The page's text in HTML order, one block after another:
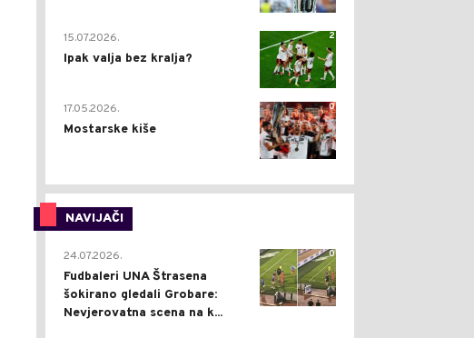
2
15.07.2026.
Ipak valja bez kralja?
0
17.05.2026.
Mostarske kiše
NAVIJAČI
0
24.07.2026.
Fudbaleri UNA Štrasena
šokirano gledali Grobare:
Nevjerovatna scena na k...